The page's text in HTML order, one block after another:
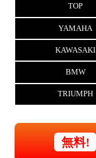
TOP
YAMAHA
KAWASAKI
BMW
TRIUMPH
無料!